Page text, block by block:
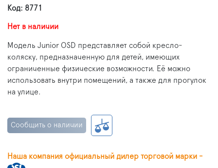
Код: 8771
Нет в наличии
Модель Junior OSD представляет собой кресло-
коляску, предназначенную для детей, имеющих
ограниченные физические возможности. Её можно
использовать внутри помещений, а также для прогулок
на улице.
Сообщить о наличии
Наша компания официальный дилер торговой марки -